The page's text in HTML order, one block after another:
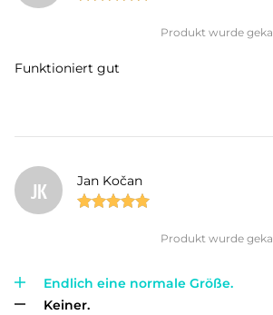
Produkt wurde
Funktioniert gut
JK Jan Kočan
Produkt wurde
Endlich eine normale Größe.
Keiner.